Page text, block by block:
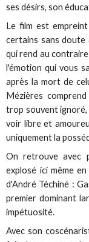
ses désirs, son
Le film est
certains sans doute
qui rend au
l'émotion qui vous
après la mort de
Mézières
trop souvent ignoré,
voir libre et
uniquement la
On retrouve avec
explosé ici même
d'André Téchiné :
premier dominant
impétuosité.
Avec son